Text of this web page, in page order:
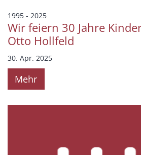
1995 - 2025:
Wir feiern 30 Jahre
Otto Hollfeld
30. Apr. 2025
Mehr